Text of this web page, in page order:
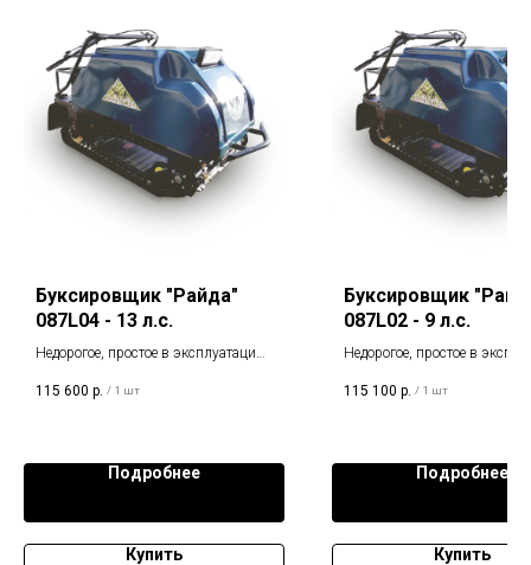
Буксировщик "Райда"
087L04 - 13 л.с.
Недорогое, простое в эксплуатации,
средство.
115 600 р. / 1 шт
Подробнее
Купить
Буксировщик
087L02 - 9 л.с.
Недорогое, простое в
средство.
115 100 р. / 1 шт
Подробнее
Купить